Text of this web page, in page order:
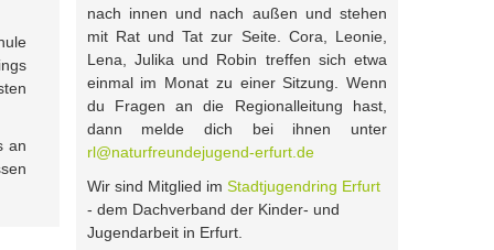
an
nach innen und nach außen und stehen
mit Rat und Tat zur Seite. Cora, Leonie,
Lena, Julika und Robin treffen sich etwa
einmal im Monat zu einer Sitzung. Wenn
du Fragen an die Regionalleitung hast,
dann melde dich bei ihnen unter
rl@naturfreundejugend-erfurt.de
Wir sind Mitglied im Stadtjugendring Erfurt
- dem Dachverband der Kinder- und
Jugendarbeit in Erfurt.